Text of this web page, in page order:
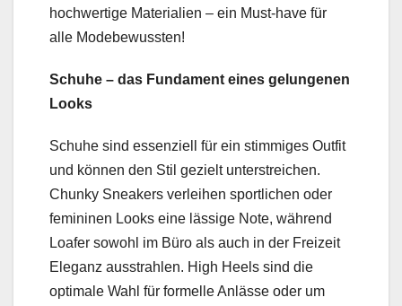
hochwertige Materialien – ein Must-have für
alle Modebewussten!
Schuhe – das Fundament eines gelungenen
Looks
Schuhe sind essenziell für ein stimmiges Outfit
und können den Stil gezielt unterstreichen.
Chunky Sneakers verleihen sportlichen oder
femininen Looks eine lässige Note, während
Loafer sowohl im Büro als auch in der Freizeit
Eleganz ausstrahlen. High Heels sind die
optimale Wahl für formelle Anlässe oder um